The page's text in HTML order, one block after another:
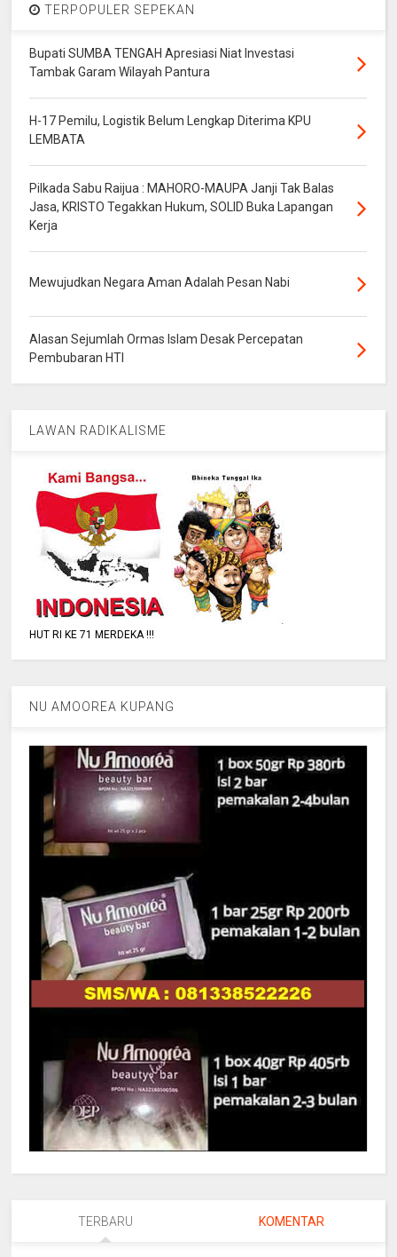
TERPOPULER SEPEKAN
Bupati SUMBA TENGAH Apresiasi Niat Investasi
Tambak Garam Wilayah Pantura
H-17 Pemilu, Logistik Belum Lengkap Diterima KPU
LEMBATA
Pilkada Sabu Raijua : MAHORO-MAUPA Janji Tak Balas
Jasa, KRISTO Tegakkan Hukum, SOLID Buka Lapangan
Kerja
Mewujudkan Negara Aman Adalah Pesan Nabi
Alasan Sejumlah Ormas Islam Desak Percepatan
Pembubaran HTI
LAWAN RADIKALISME
HUT RI KE 71 MERDEKA !!!
NU AMOOREA KUPANG
TERBARU KOMENTAR